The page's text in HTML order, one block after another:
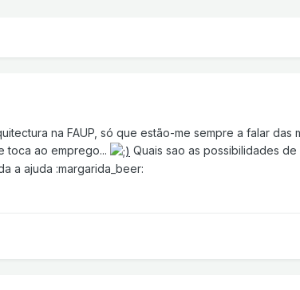
na FAUP, só que estão-me sempre a falar das
toca ao emprego...
Quais sao as possibilidades de
a ajuda :margarida_beer: